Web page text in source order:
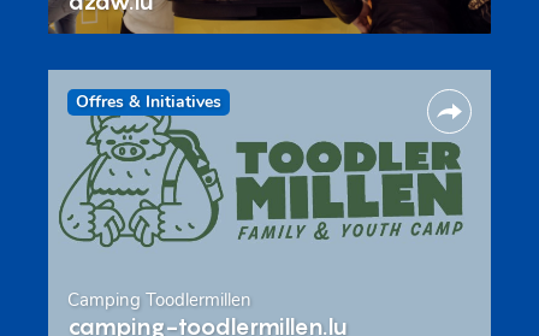
Offres & Initiatives
Camping Toodlermillen
camping-toodlermillen.lu